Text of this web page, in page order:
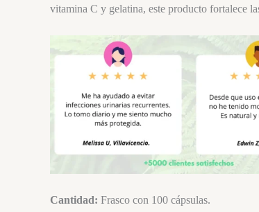
vitamina C y gelatina, este producto fortalece
Cantidad: Frasco con 100 cápsulas.